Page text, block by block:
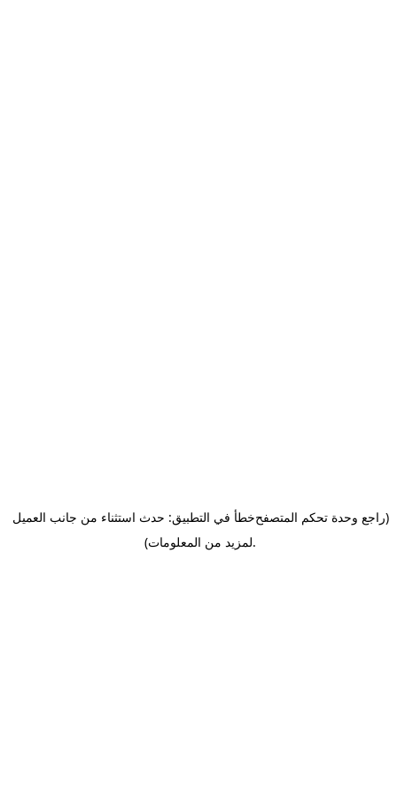
خطأ في التطبيق: حدث استثناء من جانب العميل(راجع وحدة تحكم المتصفح
لمزيد من المعلومات).